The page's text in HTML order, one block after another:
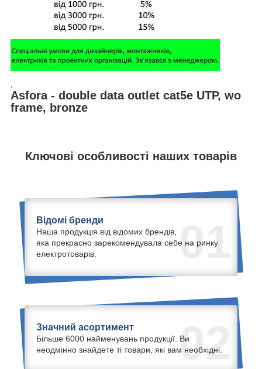
Asfora - double data outlet cat5e UTP, wo
frame, bronze
Ключові особливості наших товарів
01
Відомі бренди
Наша продукція від відомих брендів,
яка прекрасно зарекомендувала себе на ринку
електротоварів.
02
Значний асортимент
Більше 6000 найменувань продукції. Ви
неодмінно знайдете ті товари, які вам необхідні.